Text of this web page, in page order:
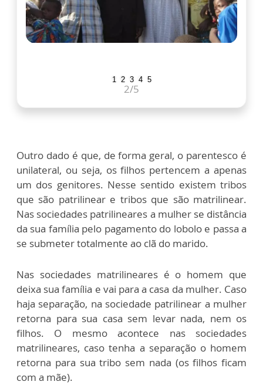
1 2 3 4 5
2/5
Outro dado é que, de forma geral, o parentesco é
unilateral, ou seja, os filhos pertencem a apenas
um dos genitores. Nesse sentido existem tribos
que são patrilinear e tribos que são matrilinear.
Nas sociedades patrilineares a mulher se distância
da sua família pelo pagamento do lobolo e passa a
se submeter totalmente ao clã do marido.
Nas sociedades matrilineares é o homem que
deixa sua família e vai para a casa da mulher. Caso
haja separação, na sociedade patrilinear a mulher
retorna para sua casa sem levar nada, nem os
filhos. O mesmo acontece nas sociedades
matrilineares, caso tenha a separação o homem
retorna para sua tribo sem nada (os filhos ficam
com a mãe).